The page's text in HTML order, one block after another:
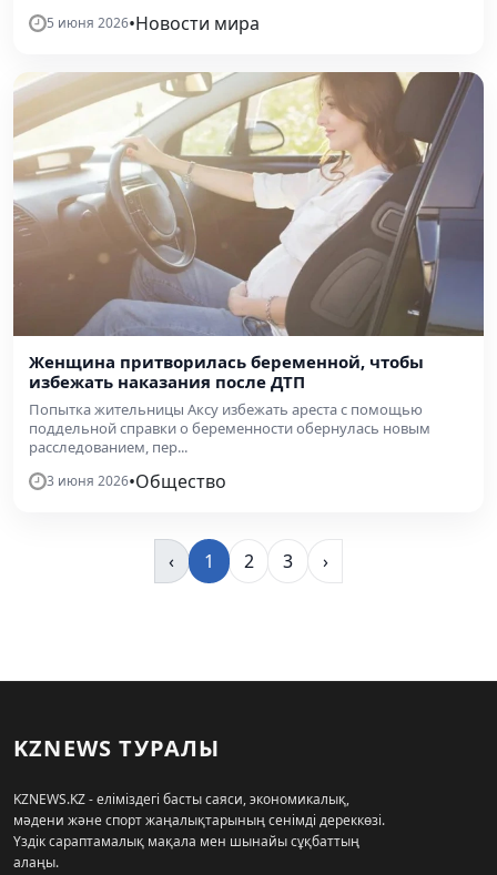
5 июня 2026•Новости мира
Женщина притворилась беременной, чтобы
избежать наказания после ДТП
Попытка жительницы Аксу избежать ареста с помощью
поддельной справки о беременности обернулась новым
расследованием, пер...
3 июня 2026•Общество
‹ 1 2 3 ›
KZNEWS ТУРАЛЫ
KZNEWS.KZ - еліміздегі басты саяси, экономикалық,
мәдени және спорт жаңалықтарының сенімді дереккөзі.
Үздік сараптамалық мақала мен шынайы сұқбаттың
алаңы.